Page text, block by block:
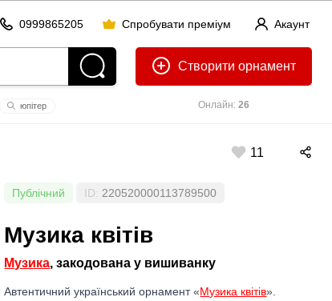
Акаунт
0999865205 Спробувати преміум
Створити
Онлайн: 26
юпітер
11
Публічний ID: 220520000113789500
Музика квітів
Музика, закодована у вишиванку
Автентичний український орнамент «Музика квітів».